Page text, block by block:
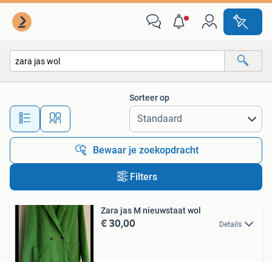
Alle afstanden…
Sorteer op
Bewaar je zoekopdracht
Filters
Zara jas M nieuwstaat wol
€ 30,00 Details